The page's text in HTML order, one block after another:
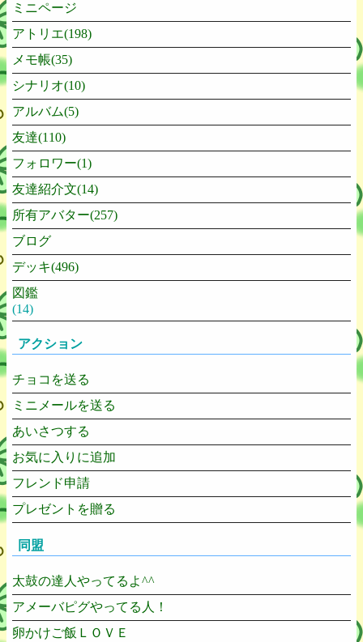
ミニページ
アトリエ(198)
メモ帳(35)
シナリオ(10)
アルバム(5)
友達(110)
フォロワー(1)
友達紹介文(14)
所有アバター(257)
ブログ
デッキ(496)
図鑑
(14)
アクション
チョコを送る
ミニメールを送る
あいさつする
お気に入りに追加
フレンド申請
プレゼントを贈る
同盟
太鼓の達人やってるよ^^
アメーバピグやってる人！
卵かけご飯ＬＯＶＥ